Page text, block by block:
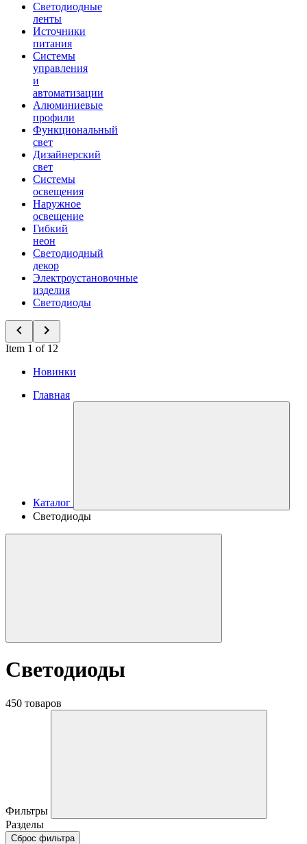
Светодиодные
ленты
Источники
питания
Системы
управления
и
автоматизации
Алюминиевые
профили
Функциональный
свет
Дизайнерский
свет
Системы
освещения
Наружное
освещение
Гибкий
неон
Светодиодный
декор
Электроустановочные
изделия
Светодиоды
Item 1 of 12
Новинки
Главная
Каталог
Светодиоды
Светодиоды
450 товаров
Фильтры
Разделы
Сброс фильтра